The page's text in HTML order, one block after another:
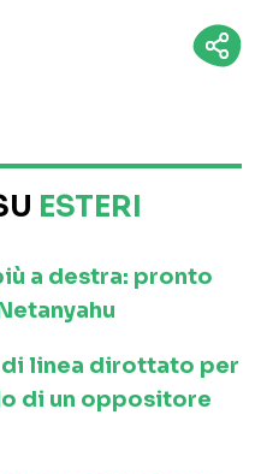
ESTERI
a destra: pronto
linea dirottato per
di un oppositore